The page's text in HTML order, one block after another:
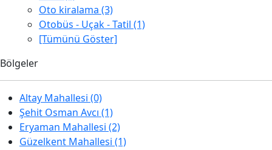
Oto kiralama (3)
Otobüs - Uçak - Tatil (1)
[Tümünü Göster]
Bölgeler
Altay Mahallesi (0)
Şehit Osman Avcı (1)
Eryaman Mahallesi (2)
Güzelkent Mahallesi (1)